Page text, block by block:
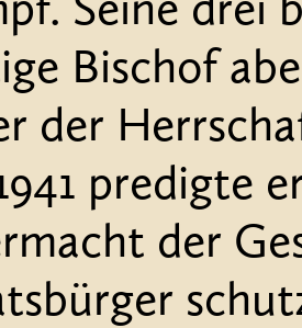
Seine drei
Bischof
der
predigte
der